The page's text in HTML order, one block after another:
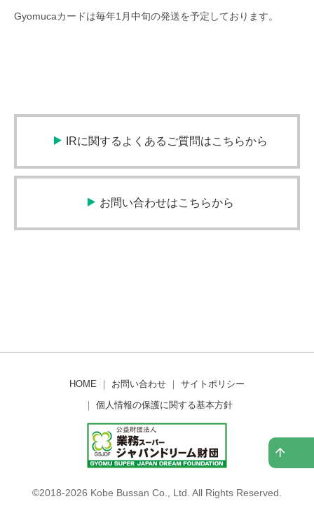
Gyomucaカードは毎年1月中旬の発送を予定しております。
IRに関するよくあるご質問はこちらから
お問い合わせはこちらから
HOME ｜ お問い合わせ ｜ サイトポリシー
｜ 個人情報の保護に関する基本方針
©2018-2026 Kobe Bussan Co., Ltd. All Rights Reserved.